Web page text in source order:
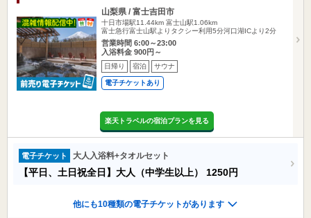
山梨県 / 富士吉田市
十日市場駅11.44km 富士山駅1.06km
富士急行富士山駅よりタクシー利用5分河口湖ICより2分
営業時間 6:00～23:00
入浴料金 900円～
日帰り 宿泊 サウナ
電子チケットあり
楽天トラベルの宿泊プランを見る
電子チケット 大人入浴料+タオルセット
【平日、土日祝全日】大人（中学生以上） 1250円
他にも10種類の電子チケットがあります